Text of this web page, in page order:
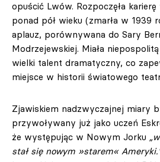
opuścić Lwów. Rozpoczęła
ponad pół wieku (zmarła w 1939
aplauz, porównywana do Sary
Modrzejewskiej. Miała
wielki talent dramatyczny, co
miejsce w historii światowego
Zjawiskiem nadzwyczajnej miary
przywoływany już jako uczeń
że występując w Nowym Jorku
stał się nowym »starem«